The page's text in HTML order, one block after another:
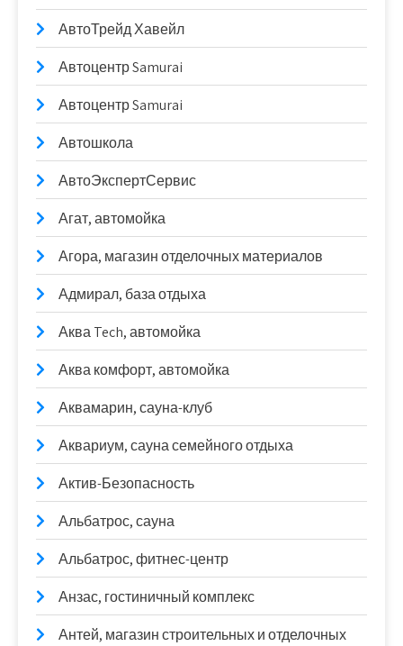
АвтоТрейд Хавейл
Автоцентр Samurai
Автоцентр Samurai
Автошкола
АвтоЭкспертСервис
Агат, автомойка
Агора, магазин отделочных материалов
Адмирал, база отдыха
Аква Tech, автомойка
Аква комфорт, автомойка
Аквамарин, сауна-клуб
Аквариум, сауна семейного отдыха
Актив-Безопасность
Альбатрос, сауна
Альбатрос, фитнес-центр
Анзас, гостиничный комплекс
Антей, магазин строительных и отделочных